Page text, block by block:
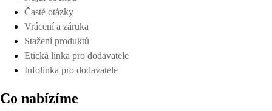
Časté otázky
Vrácení a záruka
Stažení produktů
Etická linka pro dodavatele
Infolinka pro dodavatele
Co nabízíme